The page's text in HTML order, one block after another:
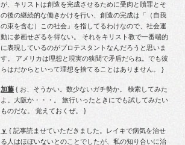
が、キリストは創造を完成させるために受肉と贖罪とそ
の後の継続的な働きかけを行い、創造の完成は「（自我
の束を含む）この社会」を指してるわけなので、社会運
動に参画せざるを得ない。 それをキリスト教で一番端的
に表現しているのがプロテスタントなんだろうと思いま
す。 アメリカは理想と現実の狭間で矛盾だらね。でも彼
らはだからといって理想を捨てることはありません。 }
加藤 { お、そうかい。数少ないガチ勢か。 検索してみた
よ。大阪か・・・。 旅行いったときにでも試してみたい
ものだな。 覚えておくぜ。 }
ｙ { 記事読ませていただきました。レイキで病気を治せ
る人はほぼいないとのことでしたが、私の知り合いに治